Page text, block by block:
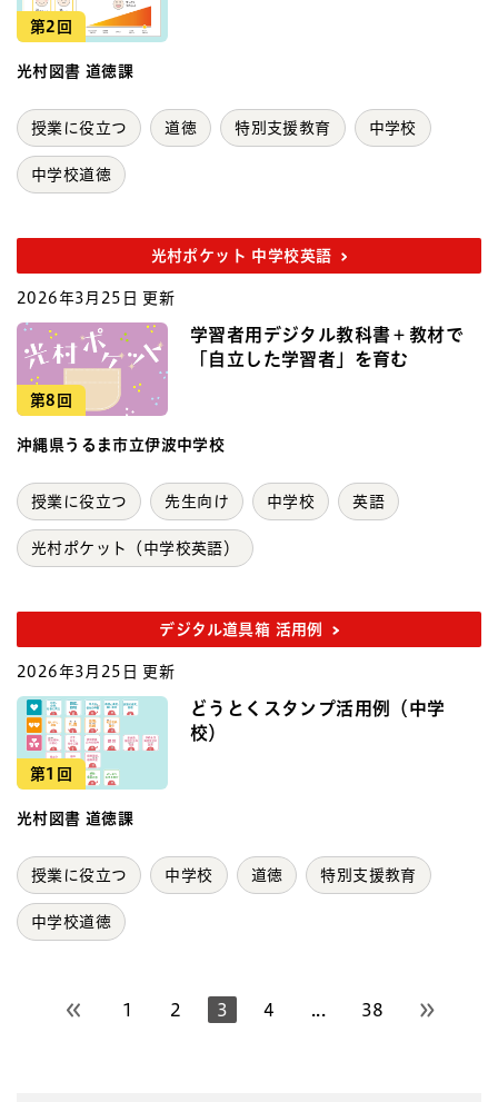
第2回
光村図書 道徳課
授業に役立つ 道徳 特別支援教育 中学校
中学校道徳
光村ポケット 中学校英語
2026年3月25日 更新
第8回
学習者用デジタル教科書＋教材で
「自立した学習者」を育む
沖縄県うるま市立伊波中学校
授業に役立つ 先生向け 中学校 英語
光村ポケット（中学校英語）
デジタル道具箱 活用例
2026年3月25日 更新
第1回
どうとくスタンプ活用例（中学
校）
光村図書 道徳課
授業に役立つ 中学校 道徳 特別支援教育
中学校道徳
前のページへ
1 2 3 4 ... 38 次のペー